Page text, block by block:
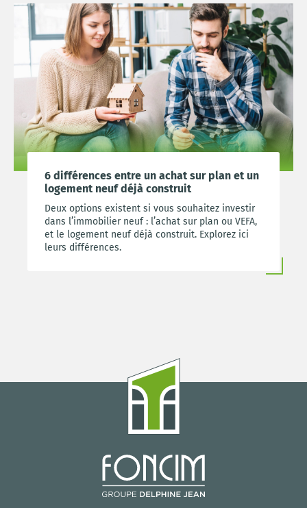
6 différences entre un achat sur plan et un
logement neuf déjà construit
Deux options existent si vous souhaitez investir
dans l’immobilier neuf : l’achat sur plan ou VEFA,
et le logement neuf déjà construit. Explorez ici
leurs différences.